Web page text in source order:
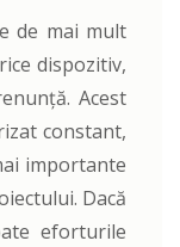
de mai mult
dispozitiv,
Acest
constant,
importante
Dacă
eforturile